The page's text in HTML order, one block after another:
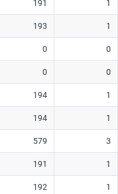
191 1
193 1
0 0
0 0
194 1
194 1
579 3
191 1
192 1